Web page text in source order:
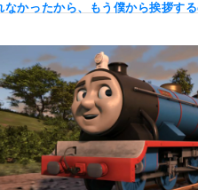
かったから、もう僕から挨拶す